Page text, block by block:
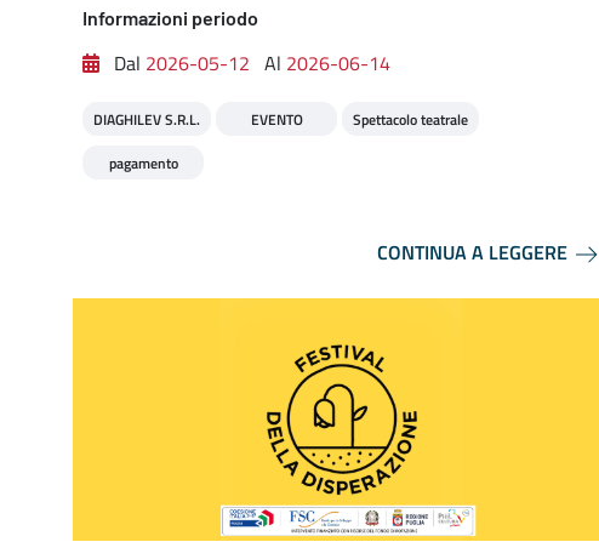
Informazioni periodo
Dal 2026-05-12 Al 2026-06-14
DIAGHILEV S.R.L. EVENTO
Spettacolo teatrale
pagamento
CONTINUA A LEGGERE